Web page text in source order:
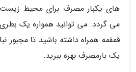
های یکبار مصرف برای محیط
می گردد. می توانید همواره یک
قمقمه همراه داشته باشید تا مجبور
یک بارمصرف بهره ببرید.